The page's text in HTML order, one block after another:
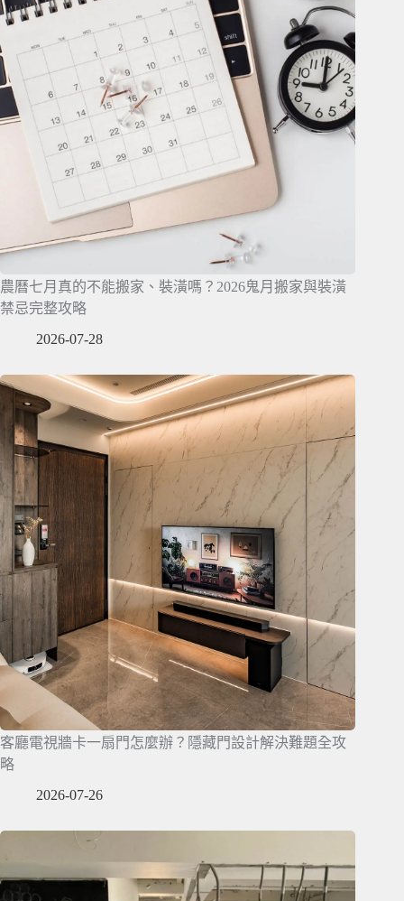
農曆七月真的不能搬家、裝潢嗎？2026鬼月搬家與裝潢
禁忌完整攻略
2026-07-28
客廳電視牆卡一扇門怎麼辦？隱藏門設計解決難題全攻
略
2026-07-26